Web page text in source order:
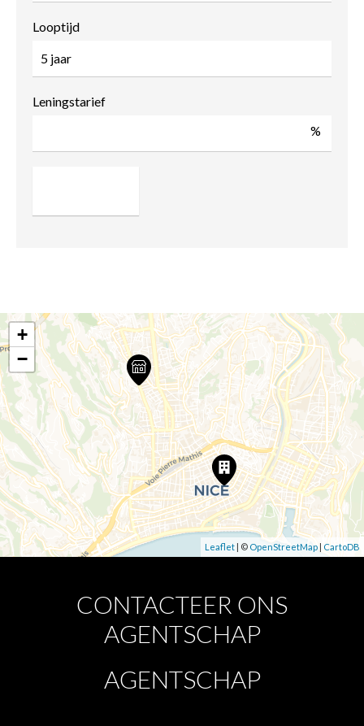
Looptijd
Leningstarief
%
+
−
Leaflet | © OpenStreetMap| CartoDB
CONTACTEER ONS
AGENTSCHAP
AGENTSCHAP